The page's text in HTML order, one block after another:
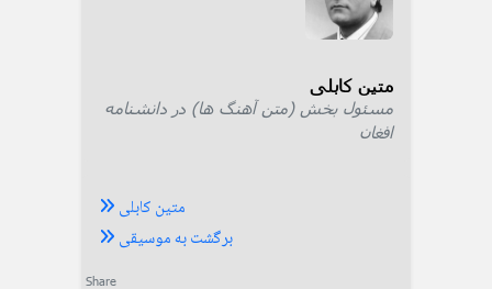
متین کابلی
مسئول بخش (متن آهنگ ها) در دانشنامه
افغان
متین کابلی
برگشت به موسیقی
Share